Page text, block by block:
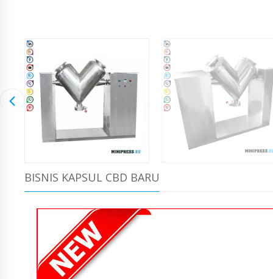
BISNIS KAPSUL CBD BARU